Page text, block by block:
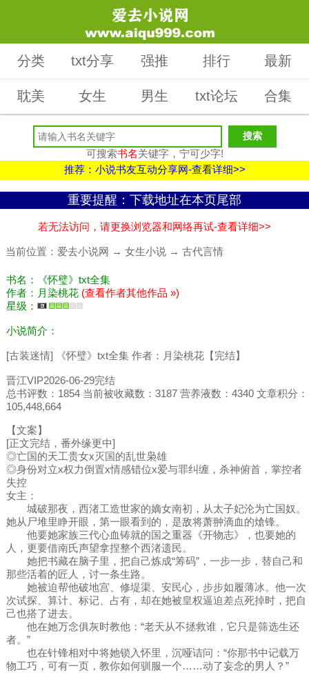
分类 txt分享 强推 排行 最新
耽美 女生 男生 txt论坛 合集
可搜索书名关键字，宁可少字!
推荐：小说书友互动分享网-查看详细>>
重要提醒：下载地址在本页尾部
若无法访问，请更换浏览器和网络再试-查看详细>>
当前位置： 爱去小说网 → 女生小说 → 古代言情
书名：《怀璧》txt全集
作者：月染桃花 (查看作者其他作品 »)
星级：
小说简介：
[古装迷情] 《怀璧》txt全集 作者：月染桃花【完结】
晋江VIP2026-06-29完结
总书评数：1854 当前被收藏数：3187 营养液数：4340 文章积分：
105,448,664
【文案】
[正文完结，番外缘更中]
◎亡国的天工贵女x灭国的乱世枭雄
◎身份对立x权力倒置x情感错位x爱与罪纠缠，杀神俯首，掌控者
失控
女主：
城破那夜，西渚工造世家的嫡女南初，从太子妃沦为亡国奴。
她从尸堆里睁开眼，第一眼看到的，是敌将萧翀滴血的熗锋。
他要她家族三代心血铸就的国之重器《开物志》，也要她的
人，更要借南氏声望拿捏整个西渚遗民。
她把书藏在脑子里，把自己炼成“筹码”，一步一步，替自己和
那些活着的匠人，讨一条生路。
她被迫帮他破地宫、修堤渠、安民心，步步如履薄冰。他一次
次试探、算计、标记、占有，却在她被皇权逼迫差点死掉时，把自
己也搭了进去。
他在她万念俱灰时教他：“老天从不拯救谁，它只是筛选生还
者。”
也在针锋相对中将她锁入怀里，沉哑诘问：“你那书中记载万
物工巧，可有一页，教你如何驯服一个……动了妄念的男人？”